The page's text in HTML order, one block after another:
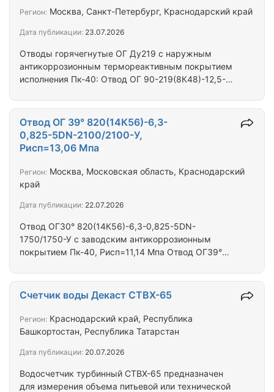
повышенное содержание кремния и марганца. В
никель, медь. Чугун с…
Отводы горячегнутые ОГ Ду219 с наружным
антикоррозионным термореактивным покрытием
исполнения Пк-40: Отвод ОГ 90-219(8К48)-12,5-
ОГ 88-219(8К48)-12,5-0,75-5DN-1650/1650-УХЛ
Отвод ОГ 87-219(8К48)-12,5-0,75-5DN-1650/1650-
УХЛ Отвод ОГ 86-219(8К48)-12,5-0,75-5DN-
1650/1650-УХЛ Отвод ОГ 85-219(8К48)-12,5-0,75-
5DN-1650/1650-УХЛ Высококачественная
продукция отечественного производства, имеет
Регион: Москва, Санкт-Петербург, Краснодарский край
Дата публикации: 23.07.2026
Отвод ОГ30° 820(14К56)-6,3-0,825-5DN-
1750/1750-У с заводским антикоррозионным
покрытием Пк-40, Рисп=11,14 Мпа Отвод ОГ39°
Рисп=13,06 Мпа Отвод ОГ73° 820(14К56)-6,3-
0,825-5DN-3650/3650-У с заводским
антикоррозионным покрытием Пк-40, Рисп=11,14
МПа Отвод ОГ85° 820(14К56)-6,3-0,825-5DN-
покрытием Пк-40, Рисп=11,14 Мпа Вся продукция
Отвод ОГ 39° 820(14К56)-6,3-
0,825-5DN-2100/2100-У,
Рисп=13,06 Мпа
Регион: Москва, Московская область, Краснодарский
край
Дата публикации: 22.07.2026
Водосчетчик турбинный СТВХ-65 предназначен
для измерения объема питьевой или технической
Счетчик воды Декаст СТВХ-65
Регион: Краснодарский край, Республика
Башкортостан, Республика Татарстан
Дата публикации: 20.07.2026